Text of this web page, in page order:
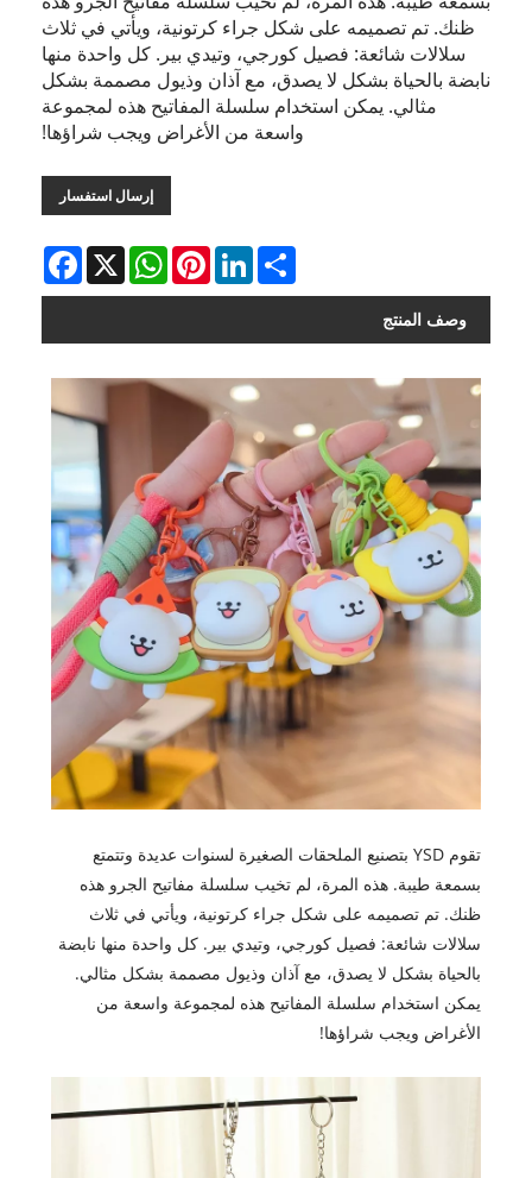
ظنك. تم تصميمه على شكل جراء كرتونية، ويأتي في ثلاث
سلالات شائعة: فصيل كورجي، وتيدي بير. كل واحدة منها
نابضة بالحياة بشكل لا يصدق، مع آذان وذيول مصممة بشكل
مثالي. يمكن استخدام سلسلة المفاتيح هذه لمجموعة
واسعة من الأغراض ويجب شراؤها!
إرسال استفسار
Facebook X
WhatsAppPinterestLinkedInShare
وصف المنتج
تقوم YSD بتصنيع الملحقات الصغيرة لسنوات عديدة وتتمتع
بسمعة طيبة. هذه المرة، لم تخيب سلسلة مفاتيح الجرو هذه
ظنك. تم تصميمه على شكل جراء كرتونية، ويأتي في ثلاث
سلالات شائعة: فصيل كورجي، وتيدي بير. كل واحدة منها نابضة
بالحياة بشكل لا يصدق، مع آذان وذيول مصممة بشكل مثالي.
يمكن استخدام سلسلة المفاتيح هذه لمجموعة واسعة من
الأغراض ويجب شراؤها!